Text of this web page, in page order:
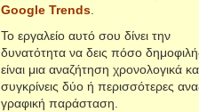
Google Trends
Το εργαλείο αυτό σου δίνει την
δυνατότητα να δεις πόσο
είναι μια αναζήτηση χρονολογικά
συγκρίνεις δύο ή περισσότερες
γραφική παράσταση.